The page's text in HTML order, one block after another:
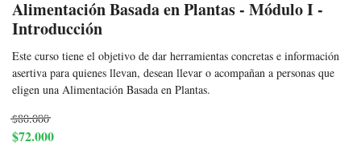
Alimentación Basada en Plantas - Módulo I -
Introducción
Este curso tiene el objetivo de dar herramientas concretas e información
asertiva para quienes llevan, desean llevar o acompañan a personas que
eligen una Alimentación Basada en Plantas.
$80.000
$72.000